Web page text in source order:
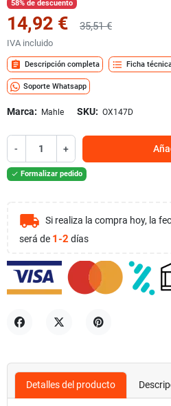
58% de descuento
14,92 € 35,51 €
IVA incluido
assignment Descripción completa format_list_bulleted Ficha
Soporte Whatsapp
Marca: Mahle SKU: OX147D
- +
 Formalizar pedido
local_shipping Si realiza la compra hoy, la
será de 1-2 días
Detalles del producto